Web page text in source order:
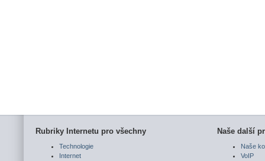
Rubriky Internetu pro všechny
Technologie
Internet
Naše další
Naše
VoIP